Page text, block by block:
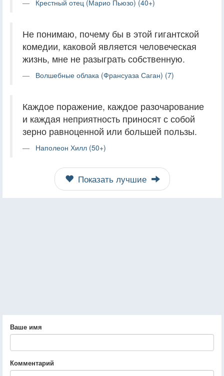
Крестный отец (Марио Пьюзо) (40+)
Не понимаю, почему бы в этой гигантской
комедии, каковой является человеческая
жизнь, мне не разыграть собственную.
Волшебные облака (Франсуаза Саган) (7)
Каждое поражение, каждое разочарование
и каждая неприятность приносят с собой
зерно равноценной или большей пользы.
Наполеон Хилл (50+)
Показать лучшие
Ваше имя
Комментарий